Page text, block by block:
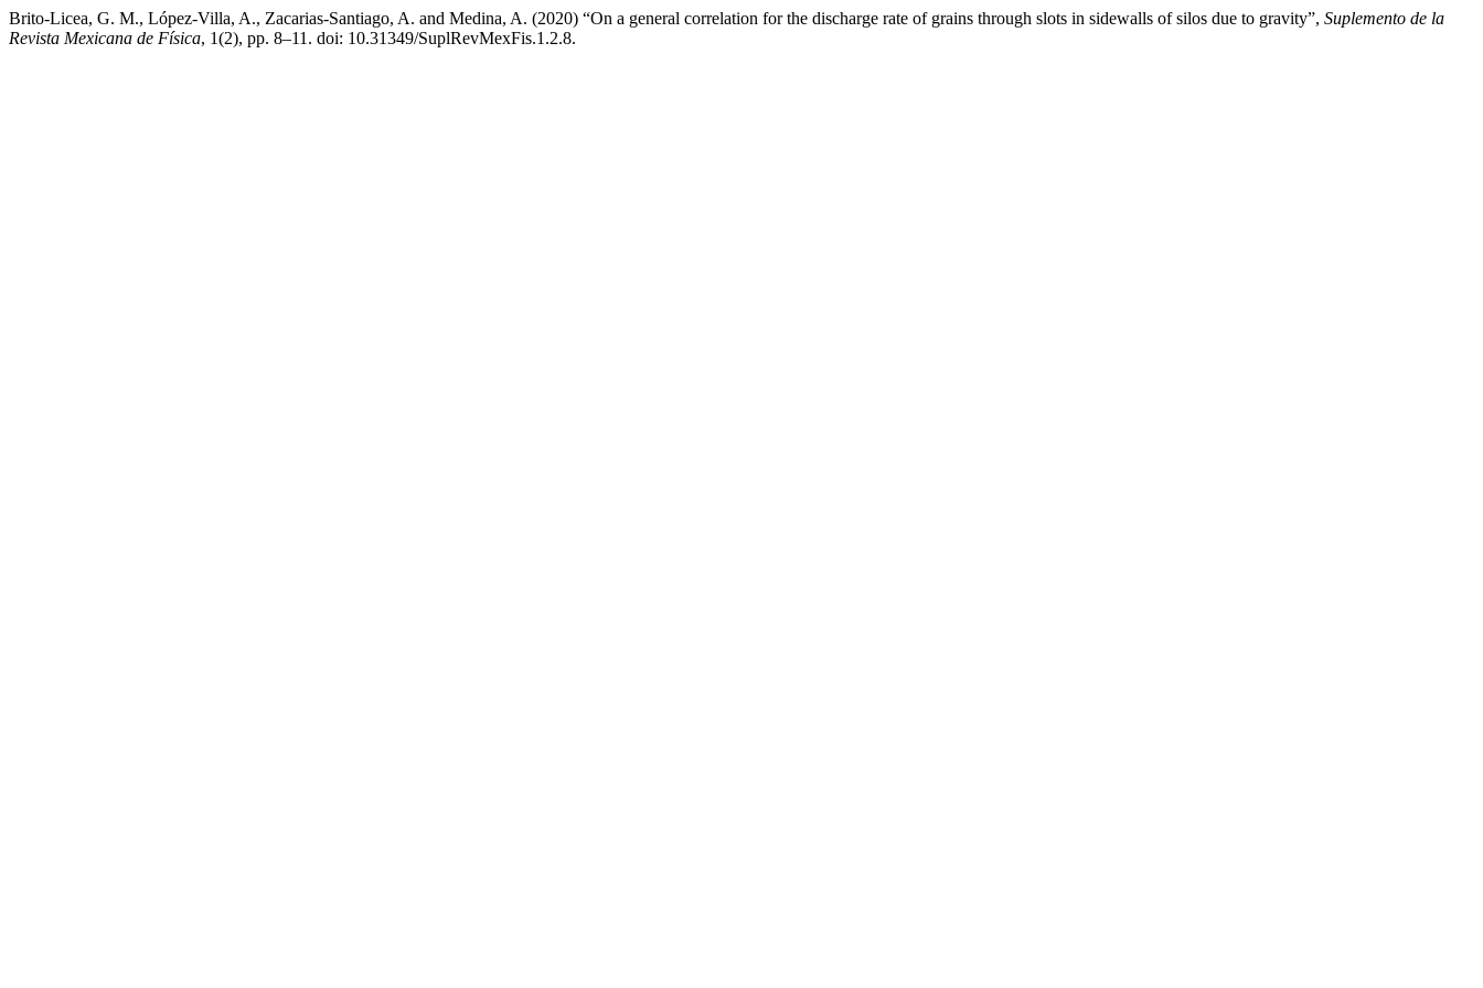
Brito-Licea, G. M., López-Villa, A., Zacarias-Santiago, A. and Medina, A. (2020) “On a general correlation for the discharge rate of grains through slots in sidewalls of silos due to gravity”, Suplemento de la
Revista Mexicana de Física, 1(2), pp. 8–11. doi: 10.31349/SuplRevMexFis.1.2.8.